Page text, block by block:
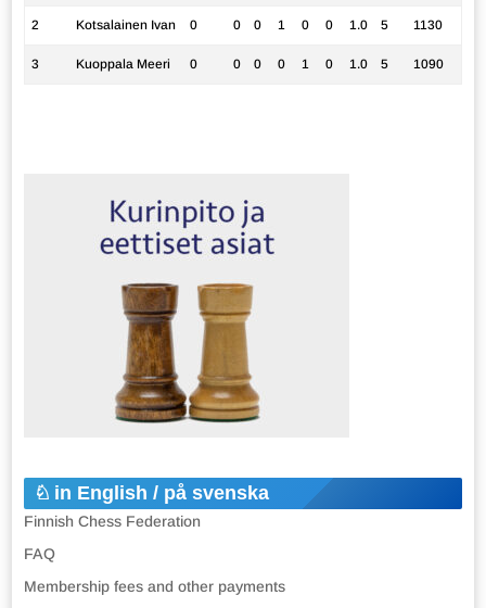
2 Kotsalainen Ivan 0 0 0 1 0 0 1.0 5 1130
3 Kuoppala Meeri 0 0 0 0 1 0 1.0 5 1090
in English / på svenska
Finnish Chess Federation
FAQ
Membership fees and other payments